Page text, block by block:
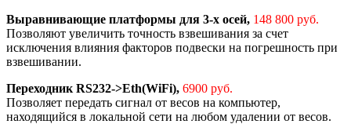
Выравнивающие платформы для 3-х осей, 148 800 руб.
Позволяют увеличить точность взвешивания за счет
исключения влияния факторов подвески на погрешность при
взвешивании.
Переходник RS232->Eth(WiFi), 6900 руб.
Позволяет передать сигнал от весов на компьютер,
находящийся в локальной сети на любом удалении от весов.